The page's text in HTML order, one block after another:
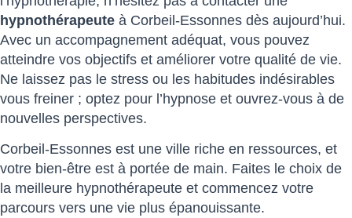
hypnothérapeute à Corbeil-Essonnes dès aujourd’hui.
Avec un accompagnement adéquat, vous pouvez
atteindre vos objectifs et améliorer votre qualité de vie.
Ne laissez pas le stress ou les habitudes indésirables
vous freiner ; optez pour l’hypnose et ouvrez-vous à de
nouvelles perspectives.
Corbeil-Essonnes est une ville riche en ressources, et
votre bien-être est à portée de main. Faites le choix de
la meilleure hypnothérapeute et commencez votre
parcours vers une vie plus épanouissante.